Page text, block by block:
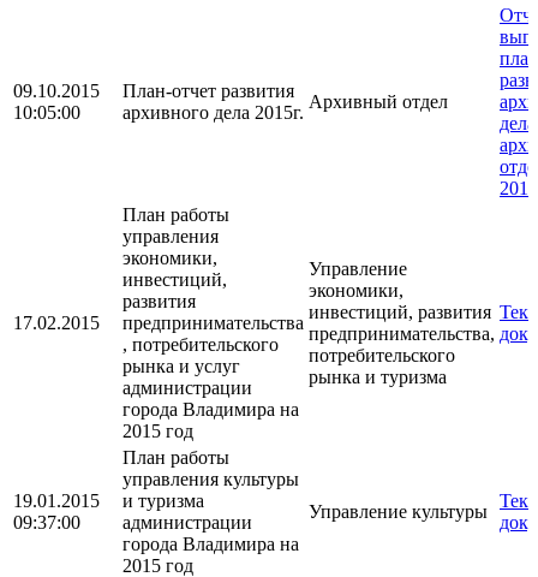
09.10.2015
10:05:00
План-отчет развития
архивного дела 2015г.
Архивный отдел
17.02.2015
План работы
управления
экономики,
инвестиций,
развития
предпринимательства
, потребительского
рынка и услуг
администрации
города Владимира на
2015 год
Управление
экономики,
инвестиций, развития
предпринимательства,
потребительского
рынка и туризма
19.01.2015
09:37:00
План работы
управления культуры
и туризма
администрации
города Владимира на
2015 год
Управление культуры